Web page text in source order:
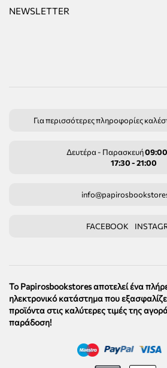
NEWSLETTER
Για περισσότερες πληροφορίες
Δευτέρα - Παρασκευή
17:30 - 21:00
FACEBOOK
Το Papirosbookstores αποτελεί ένα
ηλεκτρονικό κατάστημα που
προϊόντα στις καλύτερες τιμές της
παράδοση!